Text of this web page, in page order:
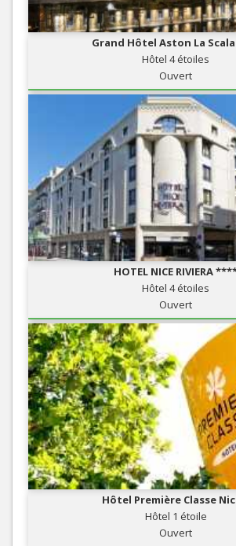
Grand Hôtel Aston La
Hôtel 4 étoiles
Ouvert
HOTEL NICE RIVIERA
Hôtel 4 étoiles
Ouvert
Hôtel Première Classe
Hôtel 1 étoile
Ouvert